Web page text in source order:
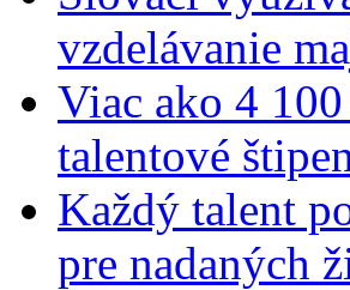
vzdelávanie
Viac ako 4
talentové
Každý talent
pre nadaných